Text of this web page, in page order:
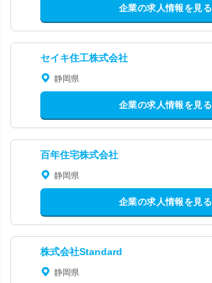
企業の求人情報を見る
セイキ住工株式会社
静岡県
企業の求人情報を見る
百年住宅株式会社
静岡県
企業の求人情報を見る
株式会社Standard
静岡県